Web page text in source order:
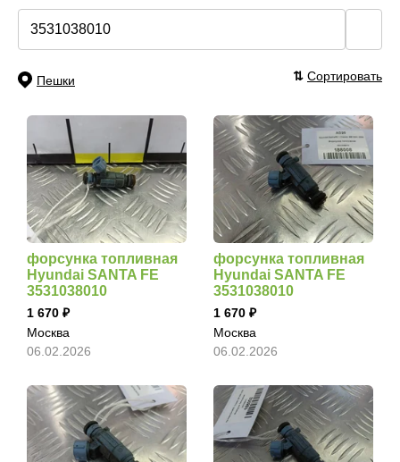
Пешки ⇅ Сортировать
форсунка топливная
Hyundai SANTA FE
3531038010
1 670
Москва
06.02.2026
форсунка топливная
Hyundai SANTA FE
3531038010
1 670
Москва
06.02.2026